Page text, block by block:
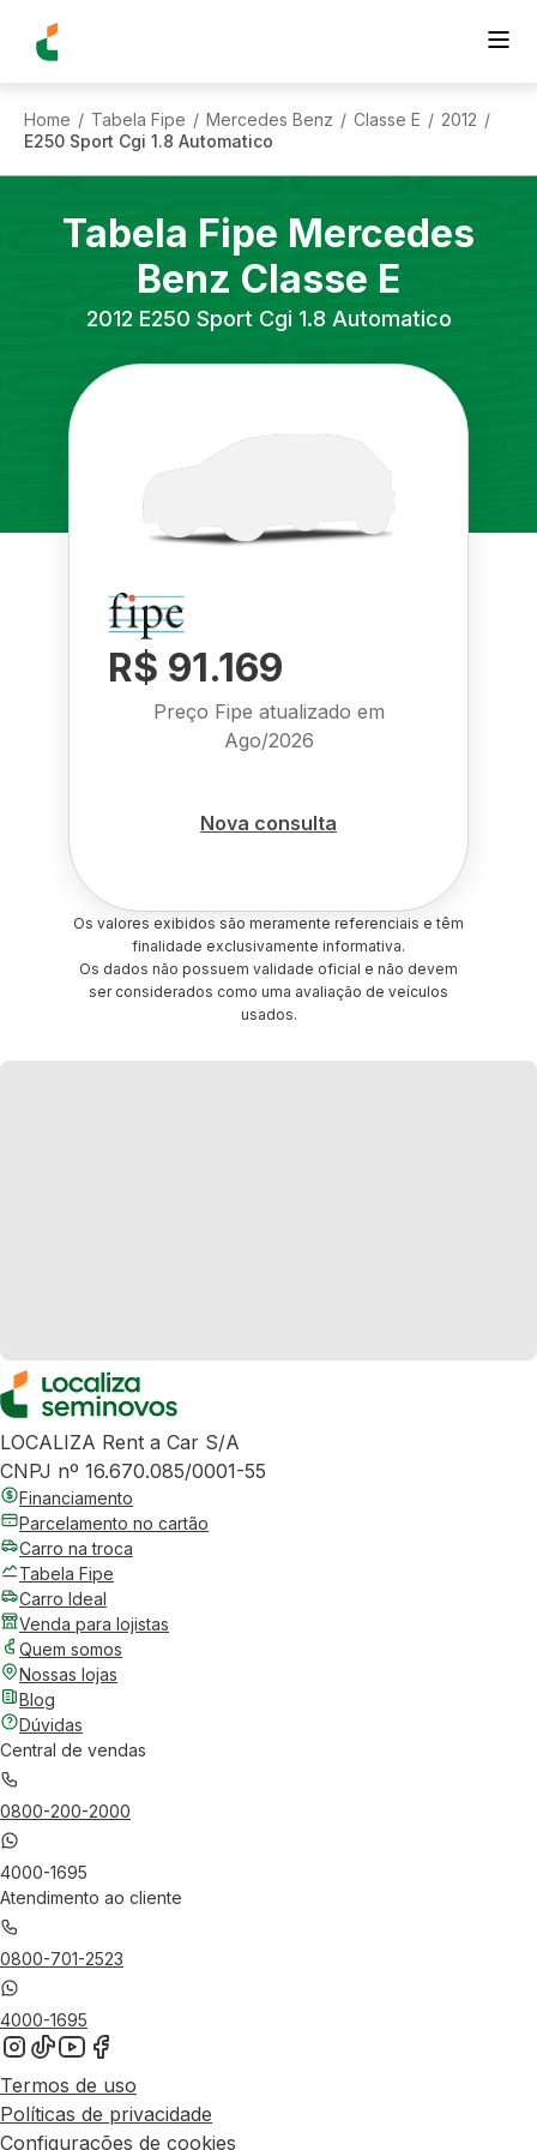
Home / Tabela Fipe / Mercedes Benz / Classe E / 2012 /
E250 Sport Cgi 1.8 Automatico
Tabela Fipe Mercedes
Benz Classe E
2012 E250 Sport Cgi 1.8 Automatico
R$ 91.169
Preço Fipe atualizado em
Ago/2026
Nova consulta
Os valores exibidos são meramente referenciais e têm
finalidade exclusivamente informativa.
Os dados não possuem validade oficial e não devem
ser considerados como uma avaliação de veículos
usados.
LOCALIZA Rent a Car S/A
CNPJ nº 16.670.085/0001-55
Financiamento
Parcelamento no cartão
Carro na troca
Tabela Fipe
Carro Ideal
Venda para lojistas
Quem somos
Nossas lojas
Blog
Dúvidas
Central de vendas
0800-200-2000
4000-1695
Atendimento ao cliente
0800-701-2523
4000-1695
Termos de uso
Políticas de privacidade
Configurações de cookies